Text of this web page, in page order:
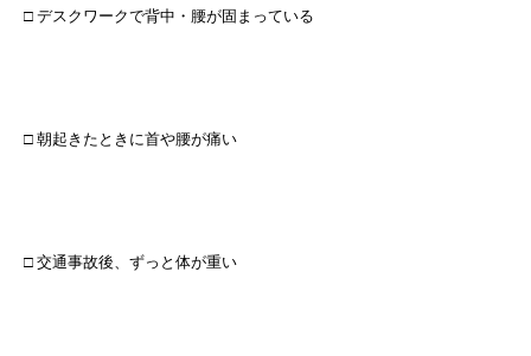
□ デスクワークで背中・腰が固まっている
□ 朝起きたときに首や腰が痛い
□ 交通事故後、ずっと体が重い